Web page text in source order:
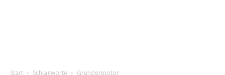
Start Schlagworte Gründermotor